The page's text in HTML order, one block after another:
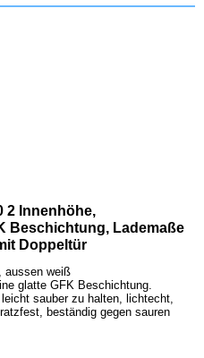
2 Innenhöhe,
Beschichtung, Lademaße
Doppeltür
aussen weiß
glatte GFK Beschichtung.
sauber zu halten, lichtecht,
beständig gegen sauren